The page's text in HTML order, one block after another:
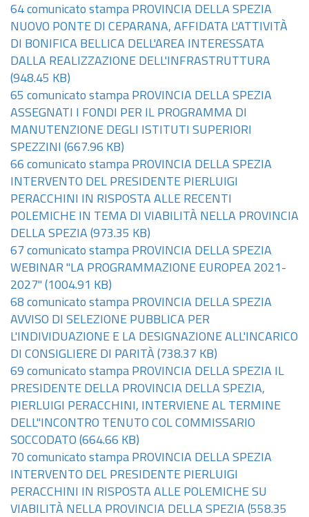
64 comunicato stampa PROVINCIA DELLA SPEZIA
NUOVO PONTE DI CEPARANA, AFFIDATA L'ATTIVITÀ
DI BONIFICA BELLICA DELL'AREA INTERESSATA
DALLA REALIZZAZIONE DELL'INFRASTRUTTURA
(948.45 KB)
65 comunicato stampa PROVINCIA DELLA SPEZIA
ASSEGNATI I FONDI PER IL PROGRAMMA DI
MANUTENZIONE DEGLI ISTITUTI SUPERIORI
SPEZZINI (667.96 KB)
66 comunicato stampa PROVINCIA DELLA SPEZIA
INTERVENTO DEL PRESIDENTE PIERLUIGI
PERACCHINI IN RISPOSTA ALLE RECENTI
POLEMICHE IN TEMA DI VIABILITÀ NELLA PROVINCIA
DELLA SPEZIA (973.35 KB)
67 comunicato stampa PROVINCIA DELLA SPEZIA
WEBINAR "LA PROGRAMMAZIONE EUROPEA 2021-
2027" (1004.91 KB)
68 comunicato stampa PROVINCIA DELLA SPEZIA
AVVISO DI SELEZIONE PUBBLICA PER
L'INDIVIDUAZIONE E LA DESIGNAZIONE ALL'INCARICO
DI CONSIGLIERE DI PARITÀ (738.37 KB)
69 comunicato stampa PROVINCIA DELLA SPEZIA IL
PRESIDENTE DELLA PROVINCIA DELLA SPEZIA,
PIERLUIGI PERACCHINI, INTERVIENE AL TERMINE
DELL''INCONTRO TENUTO COL COMMISSARIO
SOCCODATO (664.66 KB)
70 comunicato stampa PROVINCIA DELLA SPEZIA
INTERVENTO DEL PRESIDENTE PIERLUIGI
PERACCHINI IN RISPOSTA ALLE POLEMICHE SU
VIABILITÀ NELLA PROVINCIA DELLA SPEZIA (558.35